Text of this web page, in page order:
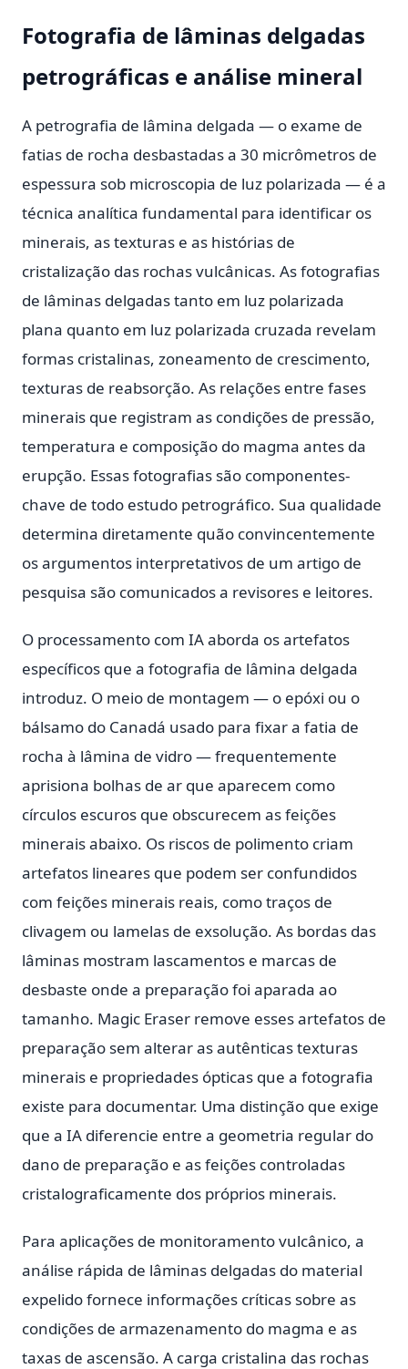
Fotografia de lâminas delgadas
petrográficas e análise mineral
A petrografia de lâmina delgada — o exame de
fatias de rocha desbastadas a 30 micrômetros de
espessura sob microscopia de luz polarizada — é a
técnica analítica fundamental para identificar os
minerais, as texturas e as histórias de
cristalização das rochas vulcânicas. As fotografias
de lâminas delgadas tanto em luz polarizada
plana quanto em luz polarizada cruzada revelam
formas cristalinas, zoneamento de crescimento,
texturas de reabsorção. As relações entre fases
minerais que registram as condições de pressão,
temperatura e composição do magma antes da
erupção. Essas fotografias são componentes-
chave de todo estudo petrográfico. Sua qualidade
determina diretamente quão convincentemente
os argumentos interpretativos de um artigo de
pesquisa são comunicados a revisores e leitores.
O processamento com IA aborda os artefatos
específicos que a fotografia de lâmina delgada
introduz. O meio de montagem — o epóxi ou o
bálsamo do Canadá usado para fixar a fatia de
rocha à lâmina de vidro — frequentemente
aprisiona bolhas de ar que aparecem como
círculos escuros que obscurecem as feições
minerais abaixo. Os riscos de polimento criam
artefatos lineares que podem ser confundidos
com feições minerais reais, como traços de
clivagem ou lamelas de exsolução. As bordas das
lâminas mostram lascamentos e marcas de
desbaste onde a preparação foi aparada ao
tamanho. Magic Eraser remove esses artefatos de
preparação sem alterar as autênticas texturas
minerais e propriedades ópticas que a fotografia
existe para documentar. Uma distinção que exige
que a IA diferencie entre a geometria regular do
dano de preparação e as feições controladas
cristalograficamente dos próprios minerais.
Para aplicações de monitoramento vulcânico, a
análise rápida de lâminas delgadas do material
expelido fornece informações críticas sobre as
condições de armazenamento do magma e as
taxas de ascensão. A carga cristalina das rochas